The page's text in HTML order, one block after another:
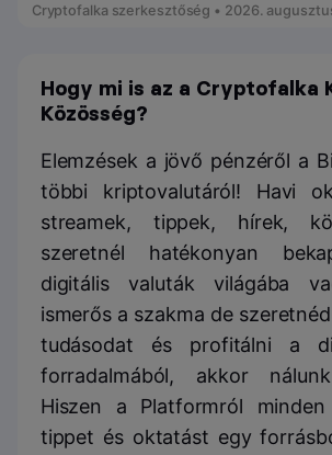
Cryptofalka szerkesztőség • 2026.
Hogy mi is az a Cryptofalka
Közösség?
Elemzések a jövő pénzéről a
többi kriptovalutáról! Havi
streamek, tippek, hírek,
szeretnél hatékonyan
digitális valuták világába
ismerős a szakma de
tudásodat és profitálni a
forradalmából, akkor
Hiszen a Platformról
tippet és oktatást egy